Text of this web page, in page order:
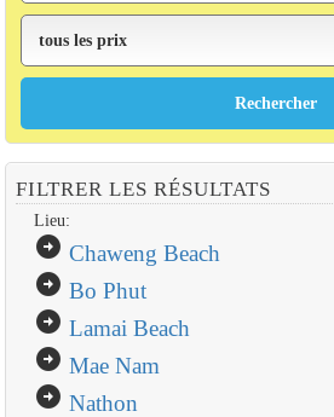
FILTRER LES RÉSULTATS
Lieu:
arrow_circle_right Chaweng Beach
arrow_circle_right Bo Phut
arrow_circle_right Lamai Beach
arrow_circle_right Mae Nam
arrow_circle_right Nathon